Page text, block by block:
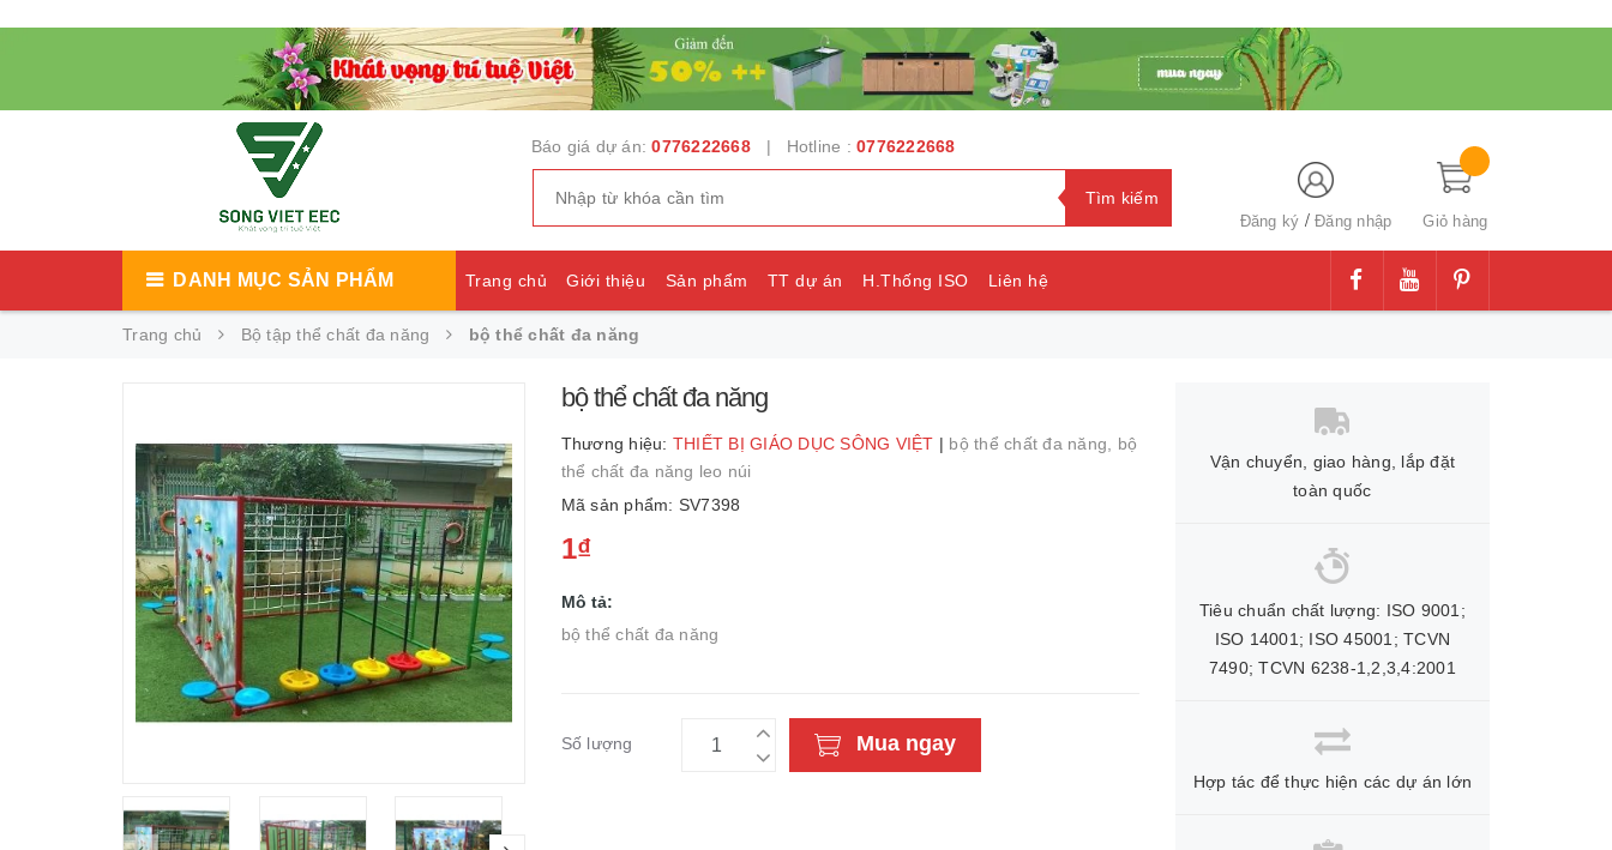
Báo giá dự án:0776222668| Hotline : 0776222668
Tìm kiếm
Đăng ký /Đăng nhập Giỏ hàng
DANH MỤC SẢN PHẨM Trang chủ Giới thiệu Sản phẩm TT dự án H.Thống ISO Liên hệ
Cataloge
Trang chủ Bộ tập thể chất đa năng bộ thể chất đa năng
bộ thể chất đa năng
Thương hiệu: THIẾT BỊ GIÁO DỤC SÔNG VIỆT | bộ thể chất đa năng, bộ
thể chất đa năng leo núi
Mã sản phẩm: SV7398
1₫
Mô tả:
bộ thể chất đa năng
Số lượng Mua ngay
Vận chuyển, giao hàng, lắp đặt
toàn quốc
Tiêu chuẩn chất lượng: ISO 9001;
ISO 14001; ISO 45001; TCVN
7490; TCVN 6238-1,2,3,4:2001
Hợp tác để thực hiện các dự án lớn